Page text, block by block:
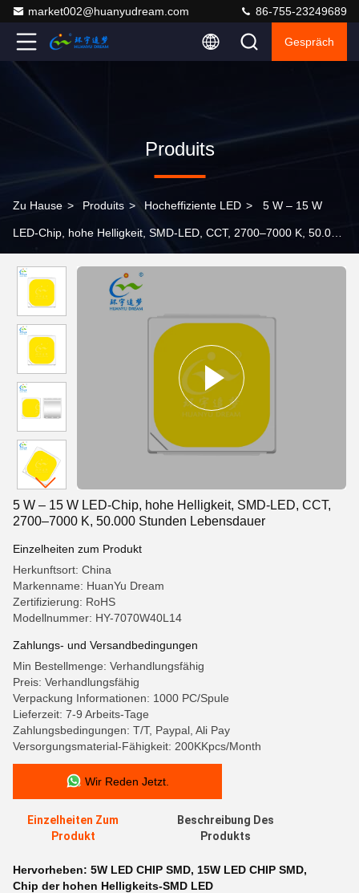
market002@huanyudream.com 86-755-23249689
Gespräch
Produits
Zu Hause > Produits > Hocheffiziente LED > 5 W – 15 W
LED-Chip, hohe Helligkeit, SMD-LED, CCT, 2700–7000 K, 50.000
5 W – 15 W LED-Chip, hohe Helligkeit, SMD-LED, CCT,
2700–7000 K, 50.000 Stunden Lebensdauer
Einzelheiten zum Produkt
Herkunftsort: China
Markenname: HuanYu Dream
Zertifizierung: RoHS
Modellnummer: HY-7070W40L14
Zahlungs- und Versandbedingungen
Min Bestellmenge: Verhandlungsfähig
Preis: Verhandlungsfähig
Verpackung Informationen: 1000 PC/Spule
Lieferzeit: 7-9 Arbeits-Tage
Zahlungsbedingungen: T/T, Paypal, Ali Pay
Versorgungsmaterial-Fähigkeit: 200KKpcs/Month
Wir Reden Jetzt.
Einzelheiten Zum
Produkt
Beschreibung Des
Produkts
Hervorheben: 5W LED CHIP SMD, 15W LED CHIP SMD,
Chip der hohen Helligkeits-SMD LED